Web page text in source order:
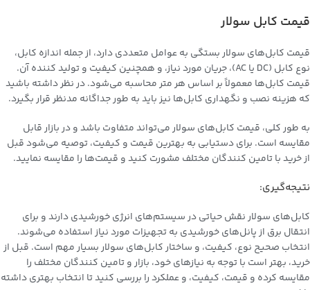
قیمت کابل‌ سولار
قیمت کابل‌های سولار بستگی به عوامل متعددی دارد، از جمله اندازه کابل،
نوع کابل (DC یا AC)، جریان مورد نیاز، و همچنین کیفیت و تولید کننده آن.
قیمت کابل‌ها معمولاً بر اساس هر متر محاسبه می‌شود. در نظر داشته باشید
که هزینه نصب و نگهداری کابل‌ها نیز باید به طور جداگانه مدنظر قرار بگیرد.
به طور کلی، قیمت کابل‌های سولار می‌تواند متفاوت باشد و در بازار قابل
مقایسه است. برای دستیابی به بهترین قیمت و کیفیت، توصیه می‌شود قبل
از خرید با تامین کنندگان مختلف مشورت کنید و قیمت‌ها را مقایسه نمایید.
نتیجه‌گیری:
کابل‌های سولار نقش حیاتی در سیستم‌های انرژی خورشیدی دارند و برای
انتقال برق از پانل‌های خورشیدی به تجهیزات مورد نیاز استفاده می‌شوند.
انتخاب صحیح نوع، کیفیت، و ساختار کابل‌های سولار بسیار مهم است. قبل از
خرید، بهتر است با توجه به نیازهای خود، بازار و تامین کنندگان مختلف را
مقایسه کرده و قیمت، کیفیت، و عملکرد را بررسی کنید تا انتخاب بهتری داشته